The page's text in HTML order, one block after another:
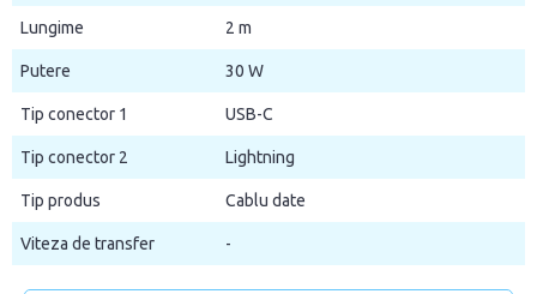
Lungime 2 m
Putere 30 W
Tip conector 1 USB-C
Tip conector 2 Lightning
Tip produs Cablu date
Viteza de transfer -